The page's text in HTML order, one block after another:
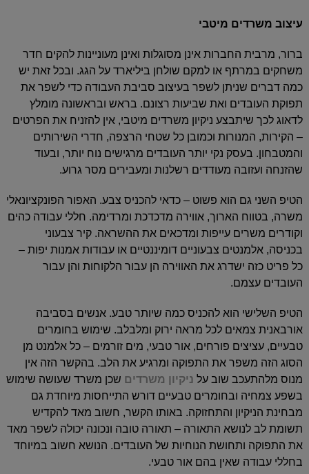
עיצוב משרדים מיטבי
ברור, מרבית החברות אינן מסוגלות ואינן מעוניינות להקים חדר
משחקים במרתף או למקם שולחן ביליארד על הגג. ובכל זאת יש
כמה דברים שניתן לשפר בעיצוב סביבת העבודה כדי לשפר את
תפוקת העובדים ואת שביעות רצונם. בראש ובראשונה מומלץ
לדאוג לכך שיתבצע ניקיון משרדים מיטבי, אין להזניח את הפרטים
– הקירות, המנורות וכמובן כל שטחי הרצפה, חדרי השירותים
והמטבחון. בעסק נקי יותר העובדים מרגישים נוח יותר, ובעוד
שהזנחה ועזובה מעודדים רשלנות ומעבירים מסר גרוע.
הטיפ השני גם הוא פשוט – כדאי להכניס צבע. האפור הפונקציונאלי
משרה, בטווח הארוך, אווירה מדכדכת ומרדימה. חללי עבודה כהים
וקודרים משרים עייפות ומדכאים את ההשראה. קיר צבעוני
בכניסה, אלמנטים צבעוניים דומיננטיים או עבודות אמנות יפות –
כל פריט כזה ישדרג את האווירה הן עבור הלקוחות והן עבור
העובדים עצמם.
הטיפ השלישי הוא להכניס כמה שיותר טבע. אנשים בסביבה
אורבאנית צמאים לכל מראה ירוק ומלבלב. שימוש בחומרים
טבעיים, עציצים פורחים, אור טבעי, מים זורמים – כל אלמנט מן
הסוג הזה משפר את התפוקה ומרגיע את הלב. בהקשר הזה אין
מנוס מלהתעכב שוב על ניקיון משרדים שכן משרד שעושה שימוש
בשפע צמחיה ובחומרים טבעיים דורש התייחסות מיוחדת גם
מבחינת הניקיון והתחזוקה. באותו הקשר, חשוב מאד להקדיש
תשומת לב לנושא התאורה – תאורה טובה ונכונה יכולה לשפר מאד
את התפוקה ותחושת הנוחיות של העובדים. הנושא חשוב במיוחד
בחללי עבודה שאין בהם אור טבעי.